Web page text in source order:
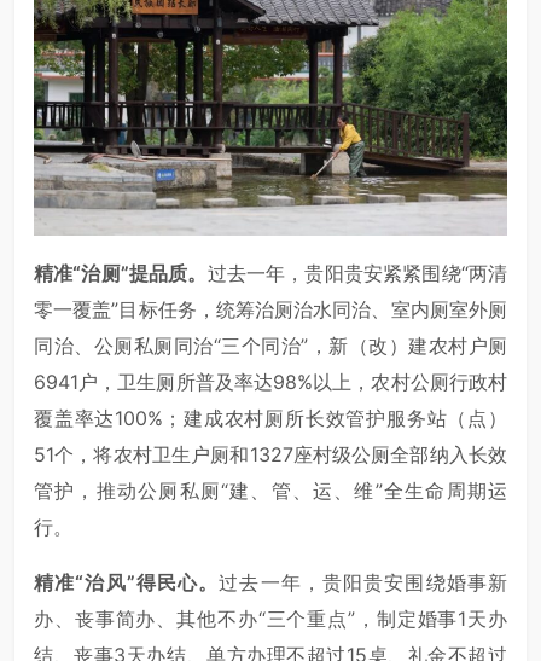
精准“治厕”提品质。 过去一年，贵阳贵安紧紧围绕“两清
零一覆盖”目标任务，统筹治厕治水同治、室内厕室外厕
同治、公厕私厕同治“三个同治”，新（改）建农村户厕
6941户，卫生厕所普及率达98%以上，农村公厕行政村
覆盖率达100%；建成农村厕所长效管护服务站（点）
51个，将农村卫生户厕和1327座村级公厕全部纳入长效
管护，推动公厕私厕“建、管、运、维”全生命周期运
行。
精准“治风”得民心。过去一年，贵阳贵安围绕婚事新
办、丧事简办、其他不办“三个重点”，制定婚事1天办
结、丧事3天办结、单方办理不超过15桌、礼金不超过